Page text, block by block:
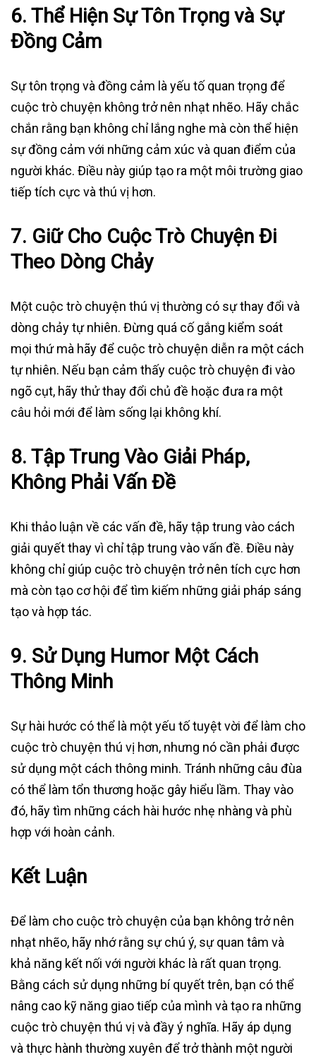
6. Thể Hiện Sự Tôn Trọng và Sự
Đồng Cảm
Sự tôn trọng và đồng cảm là yếu tố quan trọng để
cuộc trò chuyện không trở nên nhạt nhẽo. Hãy chắc
chắn rằng bạn không chỉ lắng nghe mà còn thể hiện
sự đồng cảm với những cảm xúc và quan điểm của
người khác. Điều này giúp tạo ra một môi trường giao
tiếp tích cực và thú vị hơn.
7. Giữ Cho Cuộc Trò Chuyện Đi
Theo Dòng Chảy
Một cuộc trò chuyện thú vị thường có sự thay đổi và
dòng chảy tự nhiên. Đừng quá cố gắng kiểm soát
mọi thứ mà hãy để cuộc trò chuyện diễn ra một cách
tự nhiên. Nếu bạn cảm thấy cuộc trò chuyện đi vào
ngõ cụt, hãy thử thay đổi chủ đề hoặc đưa ra một
câu hỏi mới để làm sống lại không khí.
8. Tập Trung Vào Giải Pháp,
Không Phải Vấn Đề
Khi thảo luận về các vấn đề, hãy tập trung vào cách
giải quyết thay vì chỉ tập trung vào vấn đề. Điều này
không chỉ giúp cuộc trò chuyện trở nên tích cực hơn
mà còn tạo cơ hội để tìm kiếm những giải pháp sáng
tạo và hợp tác.
9. Sử Dụng Humor Một Cách
Thông Minh
Sự hài hước có thể là một yếu tố tuyệt vời để làm cho
cuộc trò chuyện thú vị hơn, nhưng nó cần phải được
sử dụng một cách thông minh. Tránh những câu đùa
có thể làm tổn thương hoặc gây hiểu lầm. Thay vào
đó, hãy tìm những cách hài hước nhẹ nhàng và phù
hợp với hoàn cảnh.
Kết Luận
Để làm cho cuộc trò chuyện của bạn không trở nên
nhạt nhẽo, hãy nhớ rằng sự chú ý, sự quan tâm và
khả năng kết nối với người khác là rất quan trọng.
Bằng cách sử dụng những bí quyết trên, bạn có thể
nâng cao kỹ năng giao tiếp của mình và tạo ra những
cuộc trò chuyện thú vị và đầy ý nghĩa. Hãy áp dụng
và thực hành thường xuyên để trở thành một người